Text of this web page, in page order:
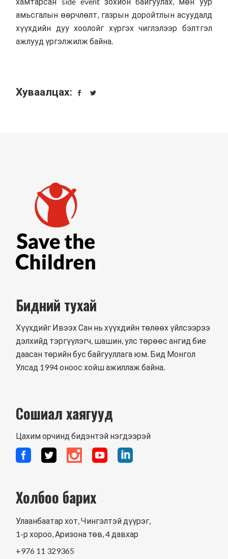
амьсгалын өөрчлөлт, газрын доройтлын асуудалд
хүүхдийн дуу хоолойг хүргэх чиглэлээр бэлтгэл
ажлууд үргэлжилж байна.
Хуваалцах:
Бидний тухай
Хүүхдийг Ивээх Сан нь хүүхдийн төлөөх үйлсээрээ
дэлхийд тэргүүлэгч, шашин, улс төрөөс ангид бие
даасан төрийн бус байгууллага юм. Бид Монгол
Улсад 1994 оноос хойш ажиллаж байна.
Сошиал хаягууд
Цахим орчинд бидэнтэй нэгдээрэй
Холбоо барих
Улаанбаатар хот, Чингэлтэй дүүрэг,
1-р хороо, Аризона төв, 4 давхар
+976 11 329365